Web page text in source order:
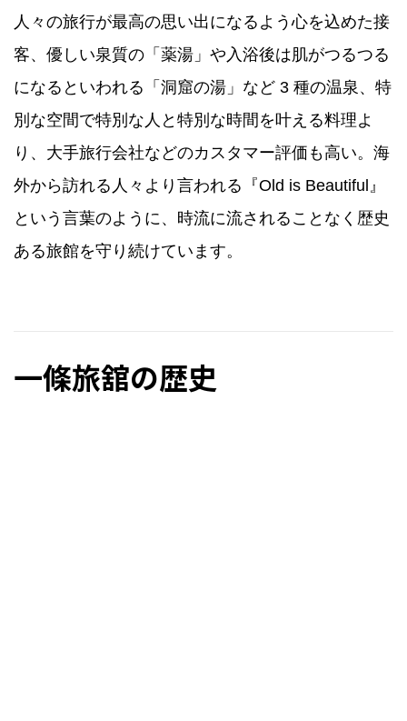
人々の旅行が最高の思い出になるよう心を込めた接
客、優しい泉質の「薬湯」や入浴後は肌がつるつる
になるといわれる「洞窟の湯」など 3 種の温泉、特
別な空間で特別な人と特別な時間を叶える料理よ
り、大手旅行会社などのカスタマー評価も高い。海
外から訪れる人々より言われる『Old is Beautiful』
という言葉のように、時流に流されることなく歴史
ある旅館を守り続けています。
一條旅舘の歴史